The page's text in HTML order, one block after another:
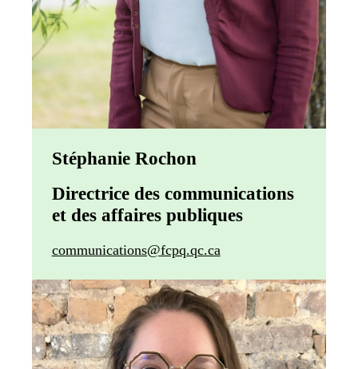
Stéphanie Rochon
Directrice des communications
et des affaires publiques
communications@fcpq.qc.ca